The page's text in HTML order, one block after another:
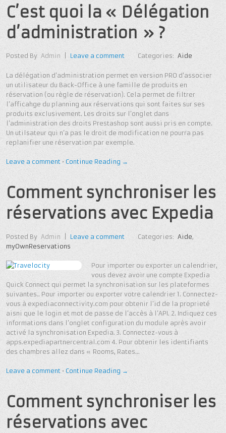
C’est quoi la « Délégation
d’administration » ?
Posted By Admin | Leave a comment Categories: Aide
La délégation d’administration permet en version PRO d’associer
un utilisateur du Back-Office à une famille de produits en
réservation (ou règle de réservation). Cela permet de filtrer
l’afficahge du planning aux réservations qui sont faites sur ses
produits exclusivement. Les droits sur l’onglet dans
l’administration des droits Prestashop sont aussi pris en compte.
Un utilsateur qui n’a pas le droit de modification ne pourra pas
replanifier une réservation par exemple.
Leave a comment • Continue Reading →
Comment synchroniser les
réservations avec Expedia
Posted By Admin | Leave a comment Categories: Aide,
myOwnReservations
Pour importer ou exporter un calendrier,
vous devez avoir une compte Expedia
Quick Connect qui permet la synchronisation sur les plateformes
suivantes.. Pour importer ou exporter votre calendrier 1. Connectez-
vous à expediaconnectivity.com pour obtenir l’id de la proprieté
aisni que le login et mot de passe de l’accès à l’API. 2. Indiquez ces
informations dans l’onglet configuration du module après avoir
activé la synchronisation Expedia. 3. Connectez-vous à
apps.expediapartnercentral.com 4. Pour obtenir les identifiants
des chambres allez dans « Rooms, Rates…
Leave a comment • Continue Reading →
Comment synchroniser les
réservations avec